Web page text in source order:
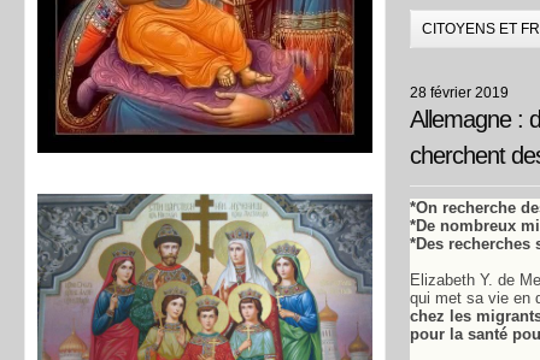
CITOYENS ET
28 février 2019
Allemagne :
cherchent
*On recherche
*De nombreux
*Des
Elizabeth Y. de
qui met sa vie en
chez les
pour la santé